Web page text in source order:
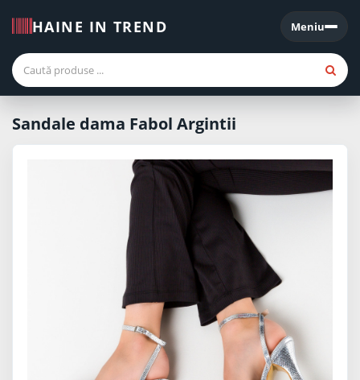
HAINE IN TREND Meniu
Meniu
Sandale dama Fabol Argintii